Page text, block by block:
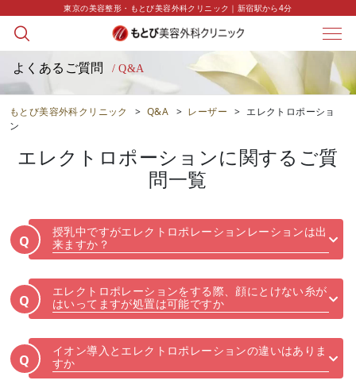
東京の美容整形・もとび美容外科クリニック｜新宿駅から4分
よくあるご質問 / Q&A
もとび美容外科クリニック > Q&A > レーザー > エレクトロポーショ
ン
エレクトロポーションに関するご質
問一覧
Q
授乳中ですがエレクトロポレーションレーションは出
来ますか？
Q
エレクトロポレーションをする際、顔にとけない糸が
はいってますが処置は可能ですか
Q
イオン導入とエレクトロポレーションの違いはありま
すか